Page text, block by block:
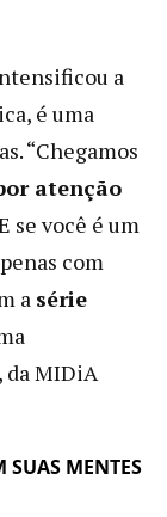
a
é uma
“Chegamos
atenção
se você é um
com
a série
da MIDiA
SUAS MENTES